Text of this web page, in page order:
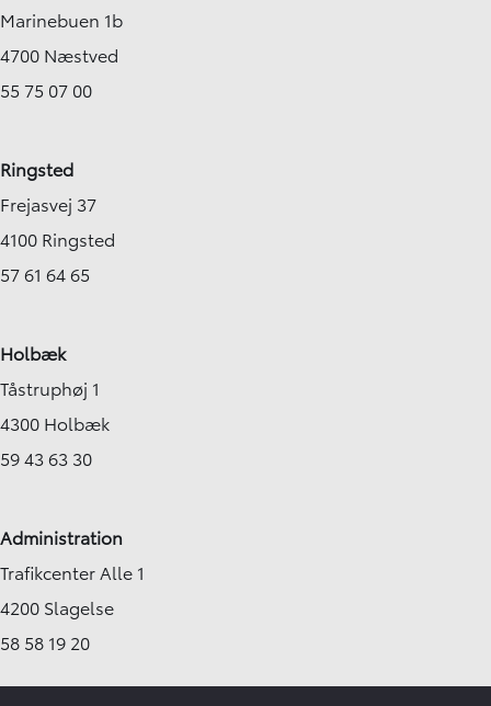
Marinebuen 1b
4700 Næstved
55 75 07 00
Ringsted
Frejasvej 37
4100 Ringsted
57 61 64 65
Holbæk
Tåstruphøj 1
4300 Holbæk
59 43 63 30
Administration
Trafikcenter Alle 1
4200 Slagelse
58 58 19 20